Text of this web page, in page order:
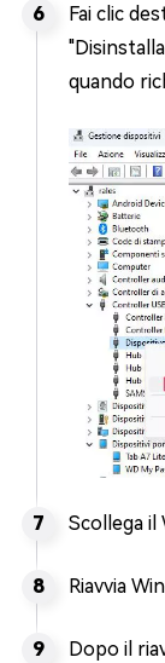
Fai clic
quando
Scollega il
Riavvia
Dopo il